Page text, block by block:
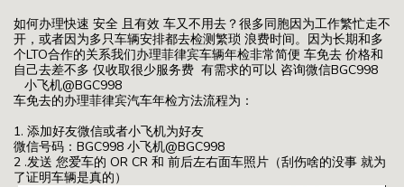
如何办理快速 安全 且有效 车又不用去？很多同胞因为工作繁忙走不
开，或者因为多只车辆安排都去检测繁琐 浪费时间。因为长期和多
个LTO合作的关系我们办理菲律宾车辆年检非常简便 车免去 价格和
自己去差不多 仅收取很少服务费 有需求的可以 咨询微信BGC998
小飞机@BGC998
车免去的办理菲律宾汽车年检方法流程为：
1. 添加好友微信或者小飞机为好友
微信号码：BGC998 小飞机@BGC998
2 .发送 您爱车的 OR CR 和 前后左右面车照片（刮伤啥的没事 就为
了证明车辆是真的）